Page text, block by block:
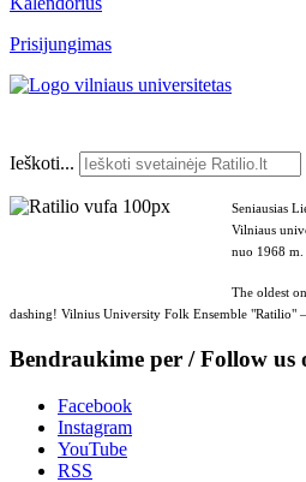
Prisijungimas
Ieškoti...
Seniausias
Vilniaus
nuo 1968 m.
The oldest
dashing! Vilnius University Folk Ensemble "Ratilio"
Bendraukime per / Follow us
Facebook
Instagram
YouTube
RSS